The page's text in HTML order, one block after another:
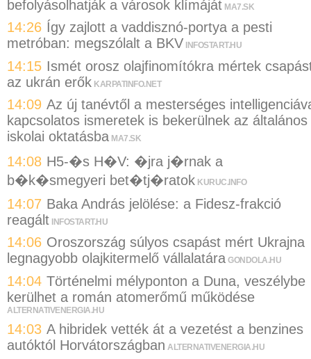
befolyásolhatják a városok klímáját MA7.SK
14:26 Így zajlott a vaddisznó-portya a pesti
metróban: megszólalt a BKV INFOSTART.HU
14:15 Ismét orosz olajfinomítókra mértek
az ukrán erők KARPATINFO.NET
14:09 Az új tanévtől a mesterséges
kapcsolatos ismeretek is bekerülnek az általános
iskolai oktatásba MA7.SK
14:08 H5-�s H�V: �jra j�rnak a
b�k�smegyeri bet�tj�ratok KURUC.INFO
14:07 Baka András jelölése: a Fidesz-frakció
reagált INFOSTART.HU
14:06 Oroszország súlyos csapást mért Ukrajna
legnagyobb olajkitermelő vállalatára GONDOLA.HU
14:04 Történelmi mélyponton a Duna, veszélybe
kerülhet a román atomerőmű működése
ALTERNATIVENERGIA.HU
14:03 A hibridek vették át a vezetést a benzines
autóktól Horvátországban ALTERNATIVENERGIA.HU